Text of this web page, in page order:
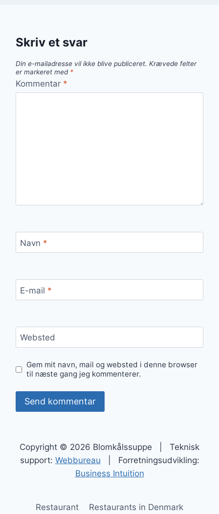
Skriv et svar
Din e-mailadresse vil ikke blive publiceret. Krævede felter
er markeret med *
Kommentar *
Navn *
E-mail *
Websted
Gem mit navn, mail og websted i denne browser
til næste gang jeg kommenterer.
Copyright © 2026 Blomkålssuppe | Teknisk
support: Webbureau | Forretningsudvikling:
Business Intuition
Restaurant Restaurants in Denmark